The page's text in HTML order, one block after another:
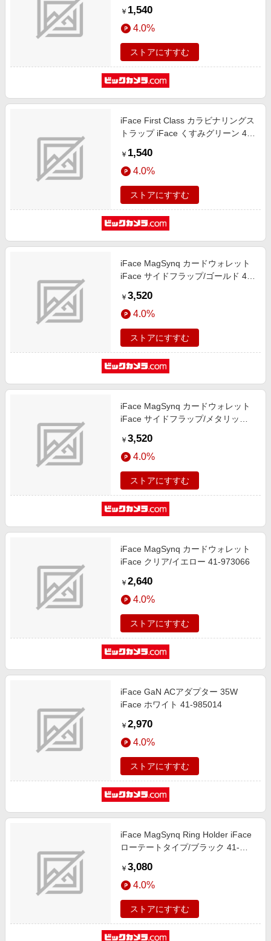
￥ 1,540
4.0%
ストアにすすむ
iFace First Class カラビナリングス
トラップ iFace くすみグリーン 41-
￥ 1,540
4.0%
ストアにすすむ
iFace MagSynq カードウォレット
iFace サイドフラップ/ゴールド 41-
￥ 3,520
4.0%
ストアにすすむ
iFace MagSynq カードウォレット
iFace サイドフラップ/メタリック
￥ 3,520
4.0%
ストアにすすむ
iFace MagSynq カードウォレット
iFace クリア/イエロー 41-973066
￥ 2,640
4.0%
ストアにすすむ
iFace GaN ACアダプター 35W
iFace ホワイト 41-985014
￥ 2,970
4.0%
ストアにすすむ
iFace MagSynq Ring Holder iFace
ローテートタイプ/ブラック 41-
￥ 3,080
4.0%
ストアにすすむ